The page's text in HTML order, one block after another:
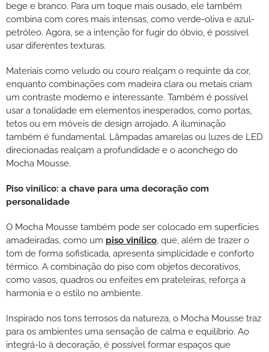
bege e branco. Para um toque mais ousado, ele também
combina com cores mais intensas, como verde-oliva e azul-
petróleo. Agora, se a intenção for fugir do óbvio, é possível
usar diferentes texturas.
Materiais como veludo ou couro realçam o requinte da cor,
enquanto combinações com madeira clara ou metais criam
um contraste moderno e interessante. Também é possível
usar a tonalidade em elementos inesperados, como portas,
tetos ou em móveis de design arrojado. A iluminação
também é fundamental. Lâmpadas amarelas ou luzes de LED
direcionadas realçam a profundidade e o aconchego do
Mocha Mousse.
Piso vinílico: a chave para uma decoração com
personalidade
O Mocha Mousse também pode ser colocado em superfícies
amadeiradas, como um piso vinílico, que, além de trazer o
tom de forma sofisticada, apresenta simplicidade e conforto
térmico. A combinação do piso com objetos decorativos,
como vasos, quadros ou enfeites em prateleiras, reforça a
harmonia e o estilo no ambiente.
Inspirado nos tons terrosos da natureza, o Mocha Mousse traz
para os ambientes uma sensação de calma e equilíbrio. Ao
integrá-lo à decoração, é possível formar espaços que